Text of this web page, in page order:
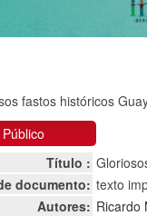
fastos históricos
Público
Título :
documento: texto
Autores: Ricardo